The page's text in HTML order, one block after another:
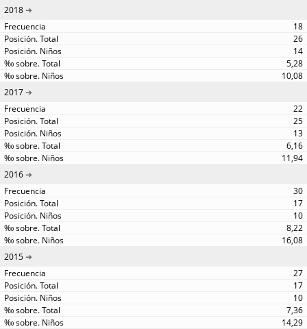
2018
18
26
14
5,28
10,08
2017
22
25
13
6,16
11,94
2016
30
17
10
8,22
16,08
2015
27
17
10
7,36
14,29